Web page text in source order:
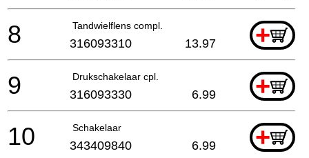
Tandwielflens compl. +
8 316093310 13.97
Drukschakelaar cpl. +
9 316093330 6.99
Schakelaar +
10 343409840 6.99